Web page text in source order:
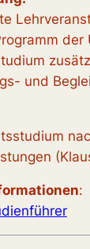
der
und
: